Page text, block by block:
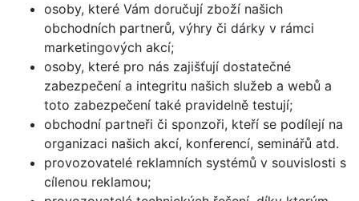
osoby, které Vám doručují zboží našich
obchodních partnerů, výhry či dárky v rámci
marketingových akcí;
osoby, které pro nás zajišťují dostatečné
zabezpečení a integritu našich služeb a webů a
toto zabezpečení také pravidelně testují;
obchodní partneři či sponzoři, kteří se podílejí na
organizaci našich akcí, konferencí, seminářů atd.
provozovatelé reklamních systémů v souvislosti s
cílenou reklamou;